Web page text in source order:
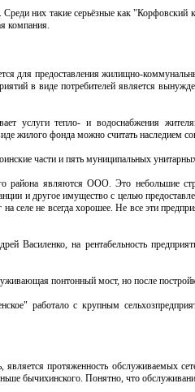
них такие серьёзные как
компания.
для предоставления жилищно-
в виде потребителей является
тепло- и водоснабжения
жилого фонда можно считать наследием
части и пять муниципальных
являются ООО. Это небольшие
и другое имущество с целью
селе не всегда хорошее. Не все эти
Василенко, на рентабельность
понтонный мост, но после
работало с крупным
протяженность обслуживаемых
бычихинского. Понятно, что